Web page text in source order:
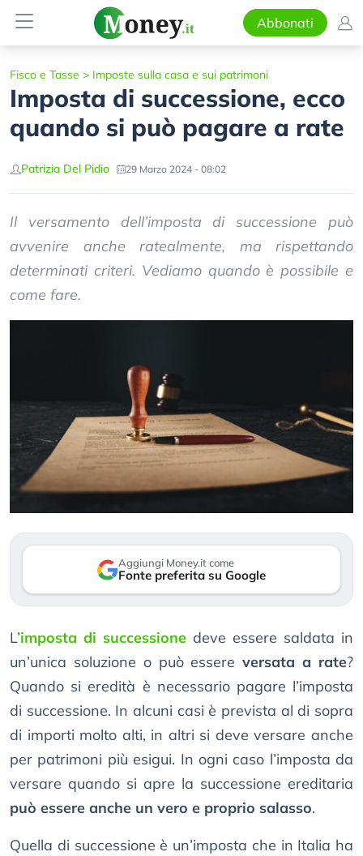
Abbonati
Fisco e Tasse > Imposte sulla casa e sui patrimoni
Imposta di successione, ecco
quando si può pagare a rate
Patrizia Del Pidio 29 Marzo 2024 - 08:02
Il versamento dell’imposta di successione può
avvenire anche ratealmente, ma rispettando
determinati criteri. Vediamo quando è possibile e
come fare.
Aggiungi Money.it come
Fonte preferita su Google
L’imposta di successione deve essere saldata in
un’unica soluzione o può essere versata a rate?
Quando si eredità è necessario pagare l’imposta
di successione. In alcuni casi è prevista al di sopra
di importi molto alti, in altri si deve versare anche
per patrimoni più esigui. In ogni caso l’imposta da
versare quando si apre la successione ereditaria
può essere anche un vero e proprio salasso.
Quella di successione è un’imposta che in Italia ha